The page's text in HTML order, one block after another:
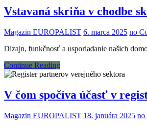
Vstavaná skriňa v chodbe
Magazin EUROPALIST 6. marca 2025 no
Dizajn, funkčnosť a usporiadanie našich
Continue Reading
V čom spočíva účasť v
Magazin EUROPALIST 18. januára 2025 no